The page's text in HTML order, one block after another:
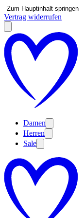
Zum Hauptinhalt springen
Vertrag widerrufen
Damen
Herren
Sale